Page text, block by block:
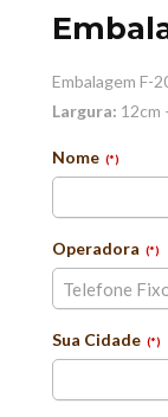
Embalagem F-
Largura: 12cm
Nome (*)
Operadora (*)
Sua Cidade (*)